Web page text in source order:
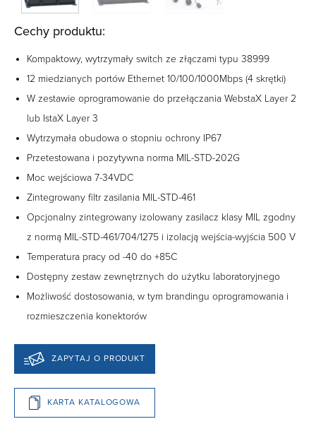
Cechy produktu:
Kompaktowy, wytrzymały switch ze złączami typu 38999
12 miedzianych portów Ethernet 10/100/1000Mbps (4 skrętki)
W zestawie oprogramowanie do przełączania WebstaX Layer 2
lub IstaX Layer 3
Wytrzymała obudowa o stopniu ochrony IP67
Przetestowana i pozytywna norma MIL-STD-202G
Moc wejściowa 7-34VDC
Zintegrowany filtr zasilania MIL-STD-461
Opcjonalny zintegrowany izolowany zasilacz klasy MIL zgodny
z normą MIL-STD-461/704/1275 i izolacją wejścia-wyjścia 500 V
Temperatura pracy od -40 do +85C
Dostępny zestaw zewnętrznych do użytku laboratoryjnego
Możliwość dostosowania, w tym brandingu oprogramowania i
rozmieszczenia konektorów
ZAPYTAJ O PRODUKT
KARTA KATALOGOWA